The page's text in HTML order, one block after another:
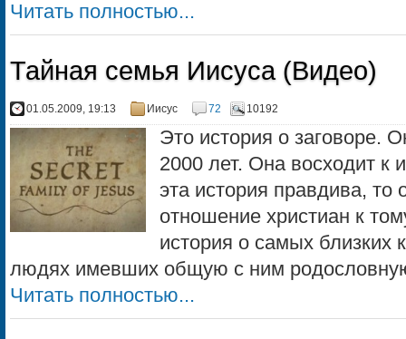
Читать полностью...
Тайная семья Иисуса (Видео)
01.05.2009, 19:13 Иисус 72 10192
Это история о заговоре.
2000 лет. Она восходит к
эта история правдива, то
отношение христиан к
история о самых близких
людях имевших общую с ним
Читать полностью...